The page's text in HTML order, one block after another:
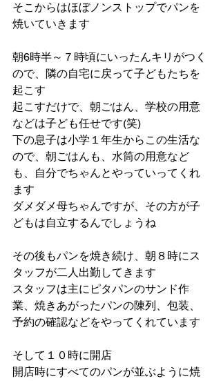
そこからはほぼノンストップでパンを
焼いていきます
朝6時半～７時頃にいったんキリがつく
ので、隣の自宅に戻って子どもたちを
起こす
起こすだけで、朝ごはん、学校の用意
などは子ども任せです(笑)
下の息子は小学１年生からこの生活な
ので、朝ごはんも、水筒の用意など
も、自分でちゃんとやっていってくれ
ます
ダメダメ母ちゃんですが、その方が子
どもは自立するんでしょうね
その後もパンを焼き続け、朝８時にス
タッフが二人出勤してきます
スタッフは主にピタパンのサンド作
業、焼きあがったパンの陳列、包装、
予約の確認などをやってくれています
そして１０時に開店
開店時にすべてのパンが並ぶように焼